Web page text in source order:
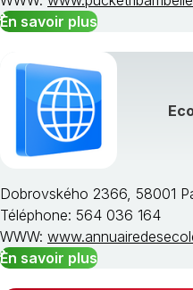
En savoir plus
Dobrovského 2366, 58001
Téléphone: 564 036 164
WWW:
En savoir plus